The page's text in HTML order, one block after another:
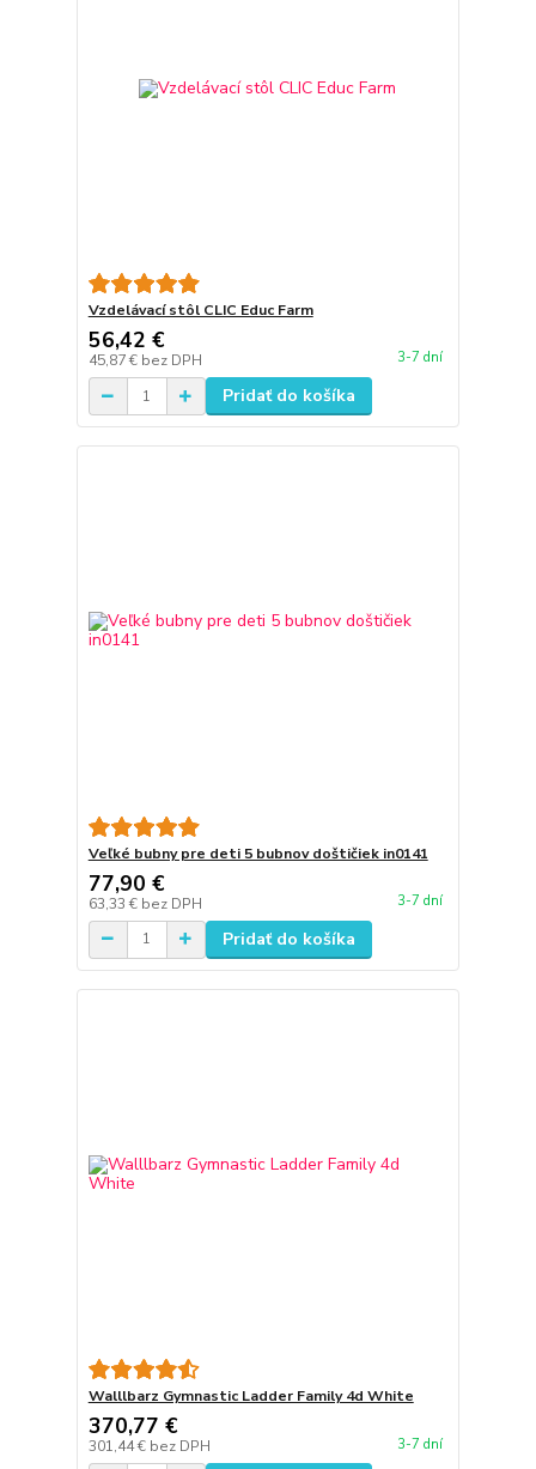
Vzdelávací stôl CLIC Educ Farm
56,42 €
45,87 € bez DPH 3-7 dní
Pridať do košíka
Veľké bubny pre deti 5 bubnov doštičiek in0141
77,90 €
63,33 € bez DPH 3-7 dní
Pridať do košíka
Walllbarz Gymnastic Ladder Family 4d White
370,77 €
301,44 € bez DPH 3-7 dní